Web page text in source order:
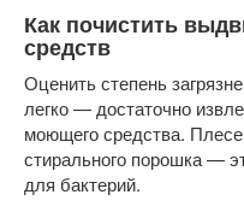
Как почистить
средств
Оценить степень
легко — достаточно
моющего средства.
стирального порошка —
для бактерий.